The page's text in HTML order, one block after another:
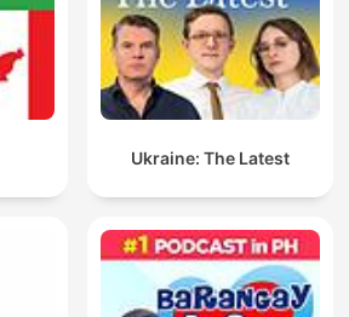
Ukraine: The Latest